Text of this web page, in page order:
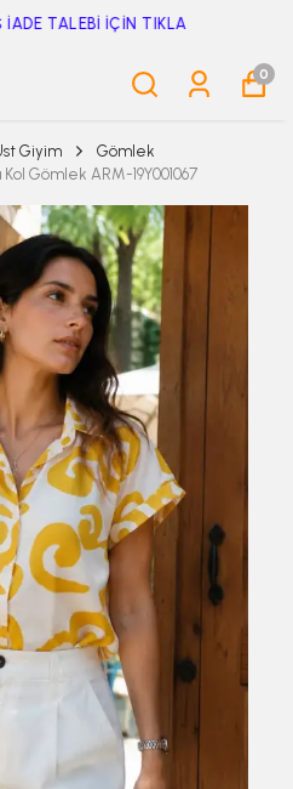
İADE TALEBİ İÇİN TIKLA
0
Giyim
Gömlek
Kol Gömlek ARM-19Y001067